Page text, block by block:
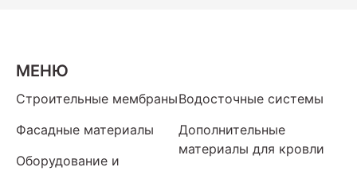
МЕНЮ
Строительные мембраны
Фасадные материалы
Оборудование и
Водосточные системы
Дополнительные
материалы для кровли